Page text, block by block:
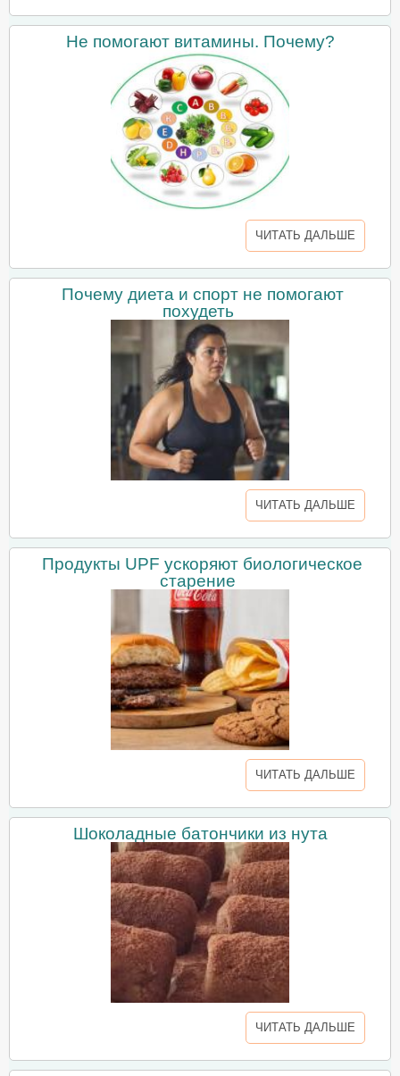
Не помогают витамины. Почему?
ЧИТАТЬ ДАЛЬШЕ
Почему диета и спорт не помогают
похудеть
ЧИТАТЬ ДАЛЬШЕ
Продукты UPF ускоряют биологическое
старение
ЧИТАТЬ ДАЛЬШЕ
Шоколадные батончики из нута
ЧИТАТЬ ДАЛЬШЕ